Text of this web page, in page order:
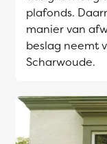
plafonds.
manier van
beslag neemt
Scharwoude.